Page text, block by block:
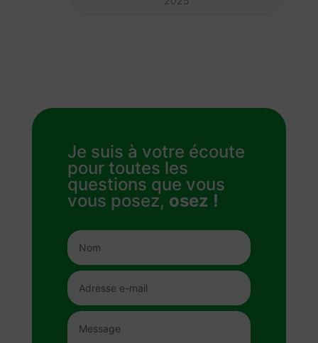
Je suis à votre écoute
pour toutes les
questions que vous
vous posez, osez !